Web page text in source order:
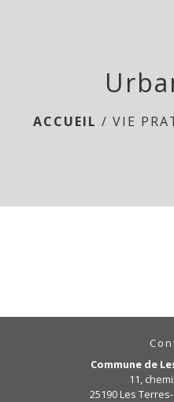
ACCUEIL / VIE
Commune de
11,
25190 Les